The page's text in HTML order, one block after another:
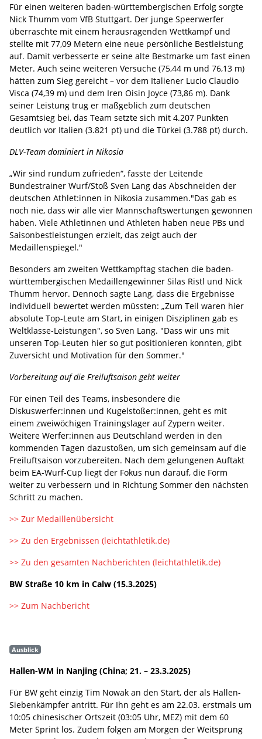
Für einen weiteren baden-württembergischen Erfolg sorgte
Nick Thumm vom VfB Stuttgart. Der junge Speerwerfer
überraschte mit einem herausragenden Wettkampf und
stellte mit 77,09 Metern eine neue persönliche Bestleistung
auf. Damit verbesserte er seine alte Bestmarke um fast einen
Meter. Auch seine weiteren Versuche (75,44 m und 76,13 m)
hätten zum Sieg gereicht – vor dem Italiener Lucio Claudio
Visca (74,39 m) und dem Iren Oisin Joyce (73,86 m). Dank
seiner Leistung trug er maßgeblich zum deutschen
Gesamtsieg bei, das Team setzte sich mit 4.207 Punkten
deutlich vor Italien (3.821 pt) und die Türkei (3.788 pt) durch.
DLV-Team dominiert in Nikosia
„Wir sind rundum zufrieden“, fasste der Leitende
Bundestrainer Wurf/Stoß Sven Lang das Abschneiden der
deutschen Athlet:innen in Nikosia zusammen."Das gab es
noch nie, dass wir alle vier Mannschaftswertungen gewonnen
haben. Viele Athletinnen und Athleten haben neue PBs und
Saisonbestleistungen erzielt, das zeigt auch der
Medaillenspiegel."
Besonders am zweiten Wettkampftag stachen die baden-
württembergischen Medaillengewinner Silas Ristl und Nick
Thumm hervor. Dennoch sagte Lang, dass die Ergebnisse
individuell bewertet werden müssten: „Zum Teil waren hier
absolute Top-Leute am Start, in einigen Disziplinen gab es
Weltklasse-Leistungen", so Sven Lang. "Dass wir uns mit
unseren Top-Leuten hier so gut positionieren konnten, gibt
Zuversicht und Motivation für den Sommer."
Vorbereitung auf die Freiluftsaison geht weiter
Für einen Teil des Teams, insbesondere die
Diskuswerfer:innen und Kugelstoßer:innen, geht es mit
einem zweiwöchigen Trainingslager auf Zypern weiter.
Weitere Werfer:innen aus Deutschland werden in den
kommenden Tagen dazustoßen, um sich gemeinsam auf die
Freiluftsaison vorzubereiten. Nach dem gelungenen Auftakt
beim EA-Wurf-Cup liegt der Fokus nun darauf, die Form
weiter zu verbessern und in Richtung Sommer den nächsten
Schritt zu machen.
>> Zur Medaillenübersicht
>> Zu den Ergebnissen (leichtathletik.de)
>> Zu den gesamten Nachberichten (leichtathletik.de)
BW Straße 10 km in Calw (15.3.2025)
>> Zum Nachbericht
Ausblick
Hallen-WM in Nanjing (China; 21. – 23.3.2025)
Für BW geht einzig Tim Nowak an den Start, der als Hallen-
Siebenkämpfer antritt. Für Ihn geht es am 22.03. erstmals um
10:05 chinesischer Ortszeit (03:05 Uhr, MEZ) mit dem 60
Meter Sprint los. Zudem folgen am Morgen der Weitsprung